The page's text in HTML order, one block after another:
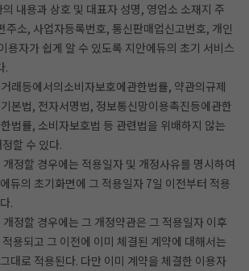
내용과 상호 및 대표자 성명, 영업소 소재지 주
주소, 사업자등록번호, 통신판매업신고번호, 개인
용자가 쉽게 알 수 있도록 지안에듀의 초기 서비스
.
래등에서의소비자보호에관한법률, 약관의규제
본법, 전자서명법, 정보통신망이용촉진등에관한
법률, 소비자보호법 등 관련법을 위배하지 않는
할 수 있다.
정할 경우에는 적용일자 및 개정사유를 명시하여
듀의 초기화면에 그 적용일자 7일 이전부터 적용
.
정할 경우에는 그 개정약관은 그 적용일자 이후
용되고 그 이전에 이미 체결된 계약에 대해서는
대로 적용된다. 다만 이미 계약을 체결한 이용자